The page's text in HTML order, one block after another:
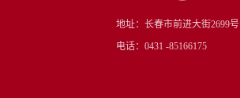
地址：长春市前进大街2699号
电话：0431 -85166175